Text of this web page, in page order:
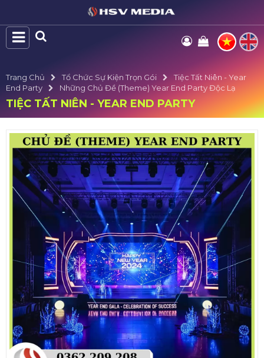
Trang Chủ Tổ Chức Sự Kiện Trọn Gói
Tiệc Tất Niên - Year
End Party
Những Chủ Đề (Theme) Year End Party Độc Lạ
TIỆC TẤT NIÊN - YEAR END PARTY